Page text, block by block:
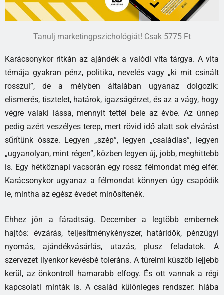
Tanulj marketingpszichológiát! Csak 5775 Ft
Karácsonykor ritkán az ajándék a valódi vita tárgya. A vita
témája gyakran pénz, politika, nevelés vagy „ki mit csinált
rosszul”, de a mélyben általában ugyanaz dolgozik:
elismerés, tisztelet, határok, igazságérzet, és az a vágy, hogy
végre valaki lássa, mennyit tettél bele az évbe. Az ünnep
pedig azért veszélyes terep, mert rövid idő alatt sok elvárást
sűrítünk össze. Legyen „szép”, legyen „családias”, legyen
„ugyanolyan, mint régen”, közben legyen új, jobb, meghittebb
is. Egy hétköznapi vacsorán egy rossz félmondat még elfér.
Karácsonykor ugyanaz a félmondat könnyen úgy csapódik
le, mintha az egész évedet minősítenék.
Ehhez jön a fáradtság. December a legtöbb embernek
hajtós: évzárás, teljesítménykényszer, határidők, pénzügyi
nyomás, ajándékvásárlás, utazás, plusz feladatok. A
szervezet ilyenkor kevésbé toleráns. A türelmi küszöb lejjebb
kerül, az önkontroll hamarabb elfogy. És ott vannak a régi
kapcsolati minták is. A család különleges rendszer: hiába